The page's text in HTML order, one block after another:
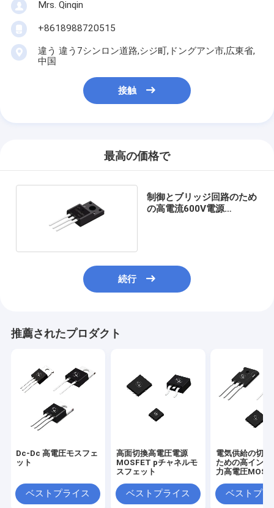
Mrs. Qinqin
+8618988720515
違う 違う7シンロン道路,シジ町,ドングアン市,広東省,
中国
接触
最高の価格で
制御とブリッジ回路のため
の高電流600V電源
続行
推薦されたプロダクト
Dc-Dc 高電圧モスフェ
ット
ベストプライス
高面切換高電圧電源
MOSFET pチャネルモ
スフェット
ベストプライス
電気供給の切り
ための高インプ
力高電圧
ベストプラ